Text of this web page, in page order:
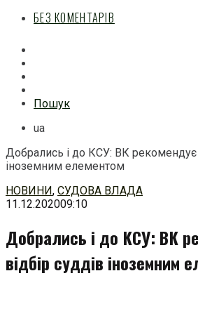
БЕЗ КОМЕНТАРІВ
Пошук
ua
Добрались і до КСУ: ВК рекомендує
іноземним елементом
Перейти
до
НОВИНИ, СУДОВА ВЛАДА
11.12.202009:10
Добрались і до КСУ: ВК
відбір суддів іноземним